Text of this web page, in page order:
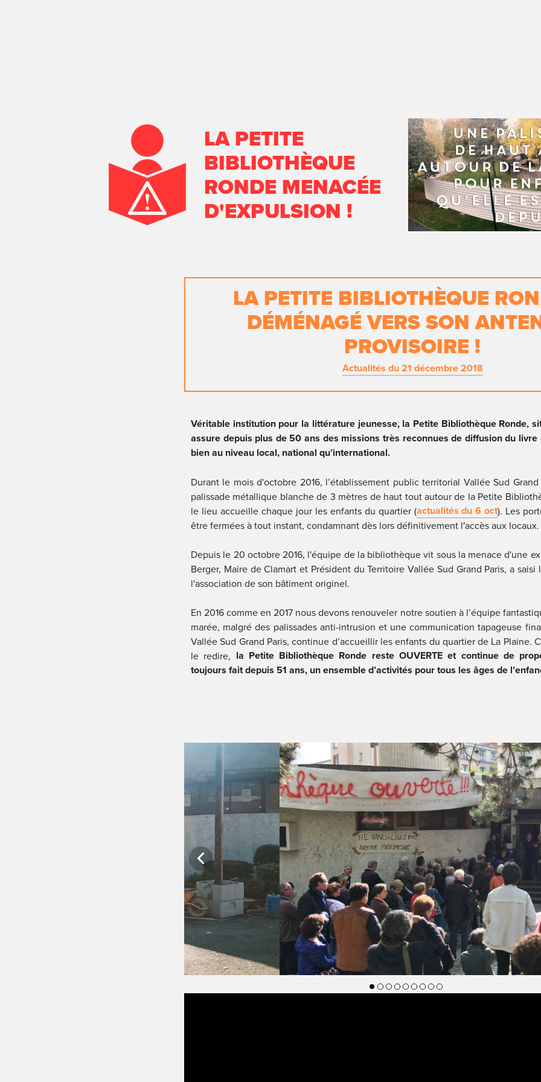
LA PETITE
BIBLIOTHÈQUE
RONDE MENACÉE
D'EXPULSION !
LA PETITE BIBLIOTHÈQUE
DÉMÉNAGÉ VERS SON
PROVISOIRE !
Actualités du 21 décembre 2018
Véritable institution pour la littérature jeunesse, la Petite Bibliothèque Ronde,
assure depuis plus de 50 ans des missions très reconnues de diffusion du
bien au niveau local, national qu’international.
Durant le mois d'octobre 2016, l’établissement public territorial Vallée Sud
palissade métallique blanche de 3 mètres de haut tout autour de la Petite
le lieu accueille chaque jour les enfants du quartier (actualités du 6 oct). Les
être fermées à tout instant, condamnant dès lors définitivement l'accès aux locaux.
Depuis le 20 octobre 2016, l'équipe de la bibliothèque vit sous la menace d'une
Berger, Maire de Clamart et Président du Territoire Vallée Sud Grand Paris, a
l'association de son bâtiment originel.
En 2016 comme en 2017 nous devons renouveler notre soutien à l’équipe
marée, malgré des palissades anti-intrusion et une communication tapageuse
Vallée Sud Grand Paris, continue d’accueillir les enfants du quartier de La Plaine.
le redire, la Petite Bibliothèque Ronde reste OUVERTE et continue de
toujours fait depuis 51 ans, un ensemble d’activités pour tous les âges de
Pétition